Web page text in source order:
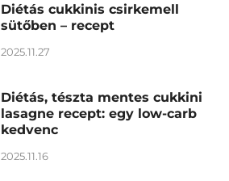
Diétás cukkinis csirkemell
sütőben – recept
2025.11.27
Diétás, tészta mentes cukkini
lasagne recept: egy low-carb
kedvenc
2025.11.16